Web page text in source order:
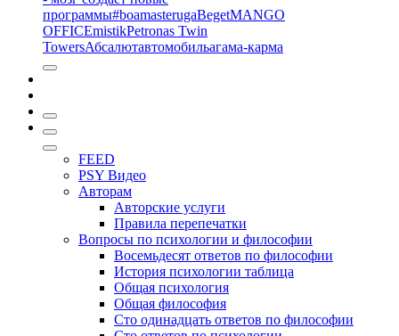
программы#boamasterugaBegetMANGO
OFFICEmistikPetronas Twin
TowersАбсалютавтомобильагама-карма
FEED
PSY Видео
Авторам
Авторские услуги
Правила перепечатки
Вопросы по психологии и философии
Восемьдесят ответов по философии
История психологии таблица
Общая психология
Общая философия
Сто одинадцать ответов по философии